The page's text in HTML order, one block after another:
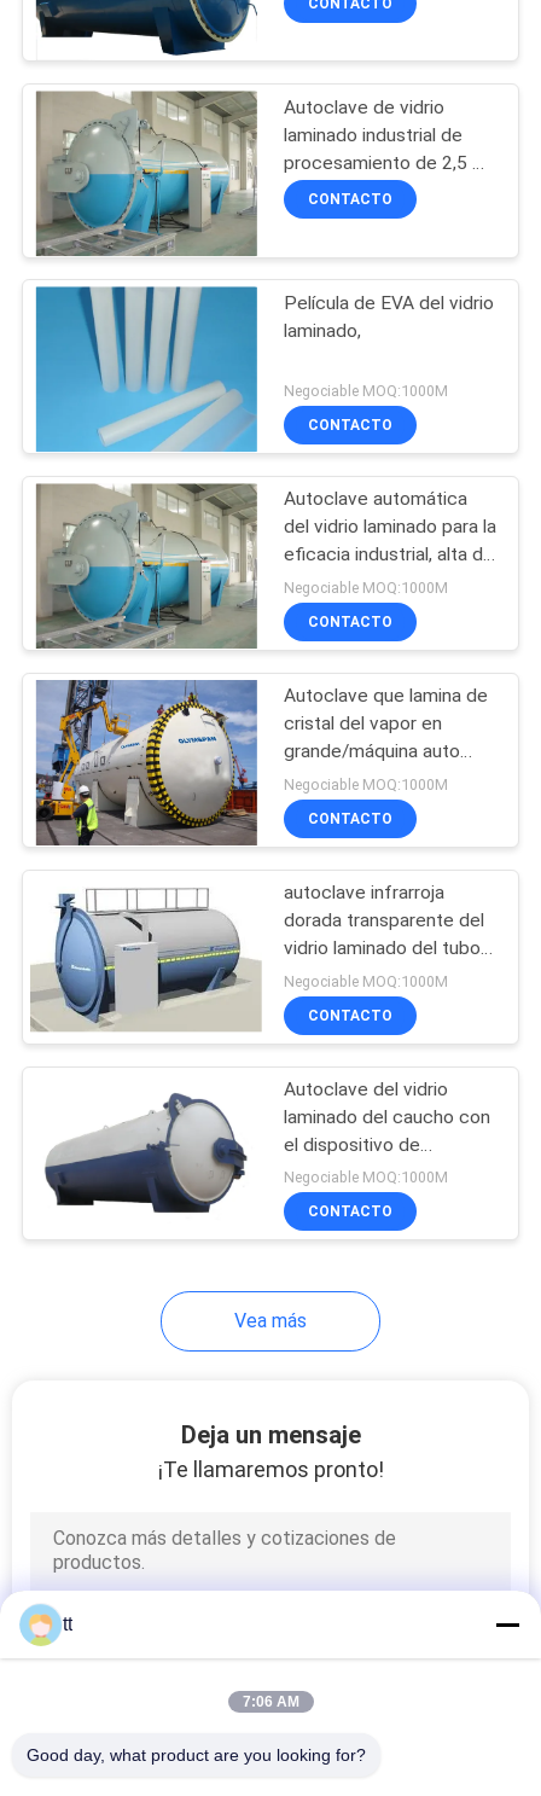
NOTICIAS
PIDA
UNA
CITA
MAPA
POLÍTICA
DE
PRIVACIDAD
equipo de soldadura
rotador de
soldadura de
tubería
146
Posicionadores de
la soldadura del
tubo
121
Válvula
electromagnética
neumática de 2
maneras
Válvula de control
direccional
mandada por
solenoide
85
Válvula de control
Válvula de control
mecánica
CONTACTO
Autoclave de vidrio
laminado industrial de
procesamiento de 2,5 m
de diámetro
CONTACTO
Película de EVA del vidrio
laminado,
Negociable MOQ:1000M
CONTACTO
Autoclave automática
del vidrio laminado para la
eficacia industrial, alta de
goma
Negociable MOQ:1000M
CONTACTO
Autoclave que lamina de
cristal del vapor en
grande/máquina auto
Φ3.2m de Clave
Negociable MOQ:1000M
CONTACTO
autoclave infrarroja
dorada transparente del
vidrio laminado del tubo
de la calefacción
Negociable MOQ:1000M
CONTACTO
Autoclave del vidrio
laminado del caucho con
el dispositivo de
seguridad, control
automático
Negociable MOQ:1000M
CONTACTO
Vea más
Deja un mensaje
¡Te llamaremos pronto!
tt
7:06 AM
Good day, what product are you looking for?